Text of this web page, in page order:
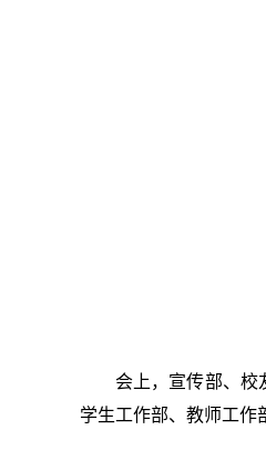
会上，宣传部、校
学生工作部、教师工作